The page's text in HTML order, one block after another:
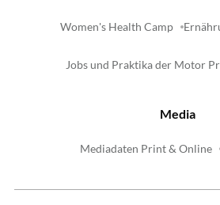
Women's Health Camp
Jobs und Praktika der Motor
Media
Mediadaten Print & Online